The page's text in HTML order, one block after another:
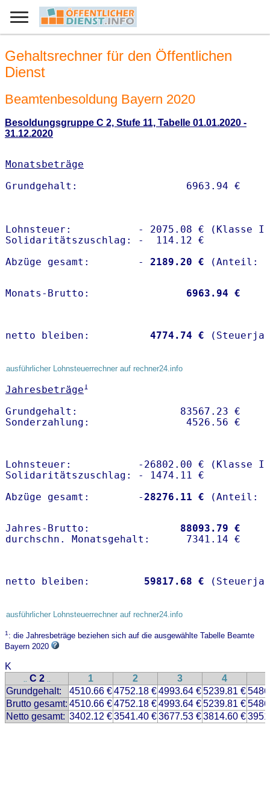
Gehaltsrechner für den Öffentlichen
Dienst
Beamtenbesoldung Bayern 2020
Besoldungsgruppe C 2, Stufe 11, Tabelle 01.01.2020 -
31.12.2020
Monatsbeträge
Lohnsteuer:           - 2075.08 € (Klasse I)
Solidaritätszuschlag: -  114.12 €
Abzüge gesamt:        -
2189.20 €
Monats-Brutto: 6963.94 €
netto bleiben: 4774.74 €
ausführlicher Lohnsteuerrechner auf rechner24.info
Jahresbeträge1
Grundgehalt:                 83567.23 €
Lohnsteuer:           -26802.00 € (Klasse I)
Solidaritätszuschlag: - 1474.11 €
Abzüge gesamt:        -28276.11 €
Jahres-Brutto: 88093.79 €
netto bleiben: 59817.68 €
ausführlicher Lohnsteuerrechner auf rechner24.info
1: die Jahresbeträge beziehen sich auf die ausgewählte Tabelle Beamte
Bayern 2020
K
.. C 2 .. 1 2 3 4
Grundgehalt:
4510.66 €4752.18 €4993.64 €5239.81 €
Brutto gesamt: 4510.66 €4752.18 €4993.64 €5239.81 €
Netto gesamt: 3402.12 €3541.40 €3677.53 €3814.60 €